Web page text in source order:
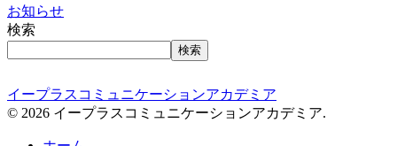
お知らせ
検索
検索
イープラスコミュニケーションアカデミア
© 2026 イープラスコミュニケーションアカデミア.